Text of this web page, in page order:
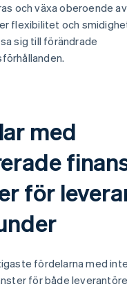
och växa oberoende
flexibilitet och
sig till förändrade
med
för
fördelarna med
för både